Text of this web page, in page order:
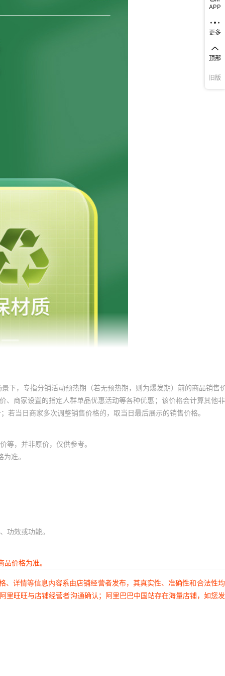
下，专指分销活动预热期（若无预热期，则为爆发期）前的商品销售
商家设置的指定人群单品优惠活动等各种优惠；该价格会计算其他
当日商家多次调整销售价格的，取当日最后展示的销售价格。
等，并非原价，仅供参考。
准。
功效或功能。
价格为准。
详情等信息内容系由店铺经营者发布，其真实性、准确性和合法性
旺旺与店铺经营者沟通确认；阿里巴巴中国站存在海量店铺，如您
APP
更多
顶部
旧版